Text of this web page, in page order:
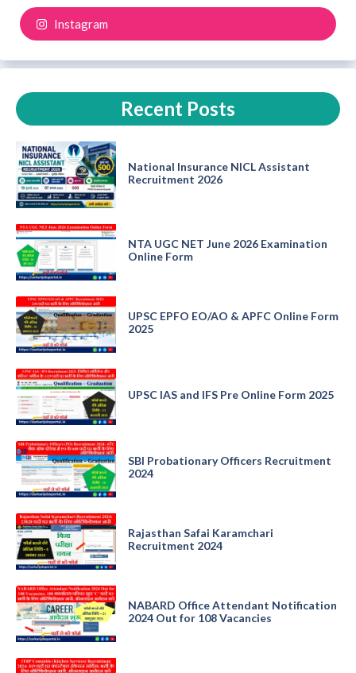
Instagram
Recent Posts
National Insurance NICL Assistant
Recruitment 2026
NTA UGC NET June 2026 Examination
Online Form
UPSC EPFO EO/AO & APFC Online Form
2025
UPSC IAS and IFS Pre Online Form 2025
SBI Probationary Officers Recruitment
2024
Rajasthan Safai Karamchari
Recruitment 2024
NABARD Office Attendant Notification
2024 Out for 108 Vacancies